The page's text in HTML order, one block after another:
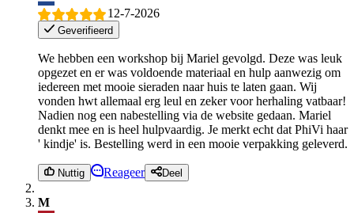
12-7-2026
Geverifieerd
We hebben een workshop bij Mariel gevolgd. Deze was leuk
opgezet en er was voldoende materiaal en hulp aanwezig om
iedereen met mooie sieraden naar huis te laten gaan. Wij
vonden hwt allemaal erg leul en zeker voor herhaling vatbaar!
Nadien nog een nabestelling via de website gedaan. Mariel
denkt mee en is heel hulpvaardig. Je merkt echt dat PhiVi haar
' kindje' is. Bestelling werd in een mooie verpakking geleverd.
Nuttig Reageer Deel
M